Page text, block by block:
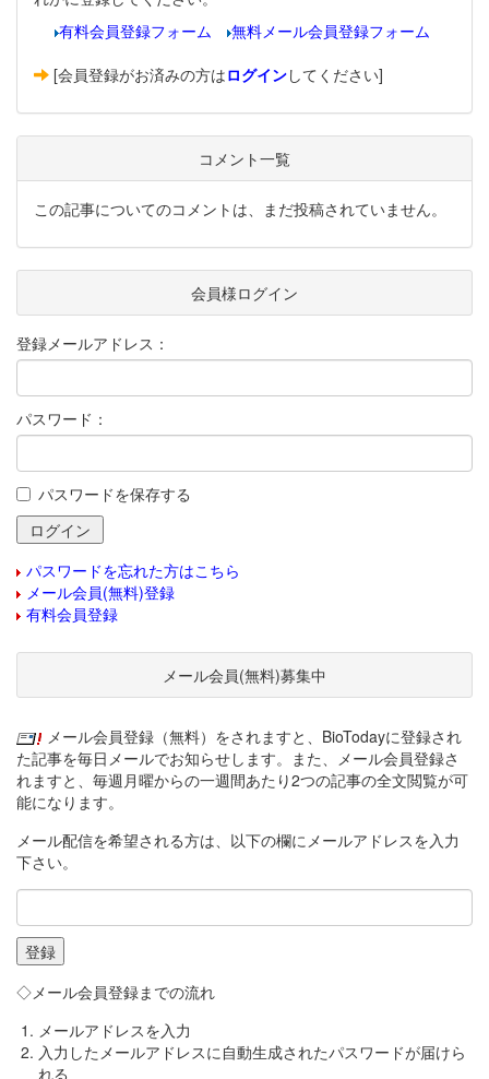
有料会員登録フォーム
無料メール会員登録フォーム
[会員登録がお済みの方はログインしてください]
コメント一覧
この記事についてのコメントは、まだ投稿されていません。
会員様ログイン
登録メールアドレス：
パスワード：
パスワードを保存する
パスワードを忘れた方はこちら
メール会員(無料)登録
有料会員登録
メール会員(無料)募集中
メール会員登録（無料）をされますと、BioTodayに登録され
た記事を毎日メールでお知らせします。また、メール会員登録さ
れますと、毎週月曜からの一週間あたり2つの記事の全文閲覧が可
能になります。
メール配信を希望される方は、以下の欄にメールアドレスを入力
下さい。
◇メール会員登録までの流れ
メールアドレスを入力
入力したメールアドレスに自動生成されたパスワードが届けら
れる